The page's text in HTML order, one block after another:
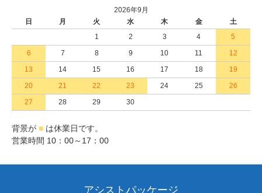
2026年9月
日
月 火 水 木 金
土
1
2 3 4
5
6
7 8 9 10 11
12
13
14 15 16 17 18
19
20
21 22 23 24 25
26
27
28 29 30
背景が ■ は休業日です。
営業時間 10：00～17：00
アシストパッケージ